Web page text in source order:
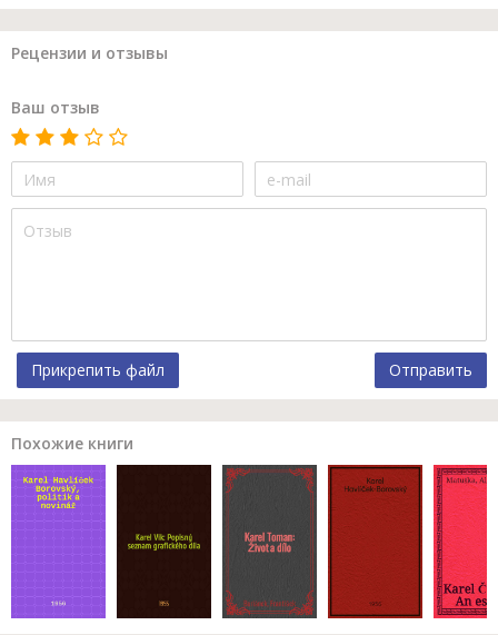
Рецензии и отзывы
Ваш отзыв
Прикрепить файл Отправить
Похожие книги